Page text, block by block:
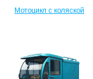
Мотоцикл с коляской